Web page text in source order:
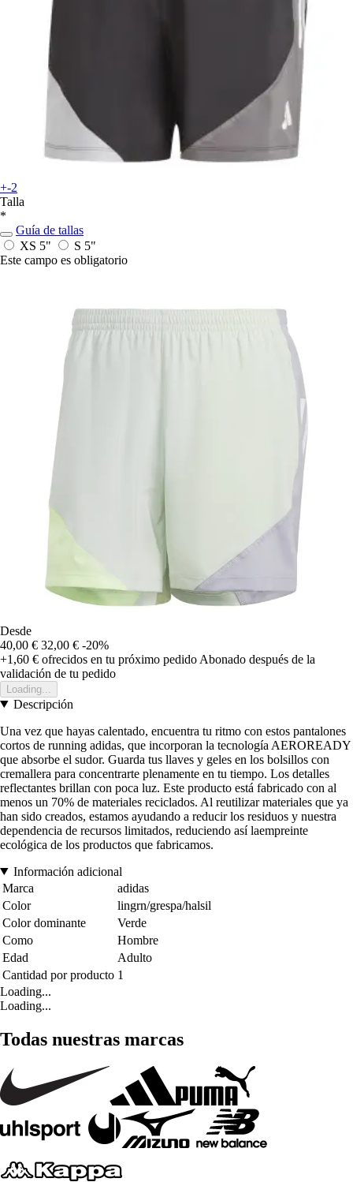
+-2
Talla
*
Guía de tallas
XS 5"
S 5"
Este campo es obligatorio
Desde
40,00 € 32,00 € -20%
+1,60 € ofrecidos en tu próximo pedido Abonado después de la
validación de tu pedido
Loading...
Descripción
Una vez que hayas calentado, encuentra tu ritmo con estos pantalones
cortos de running adidas, que incorporan la tecnología AEROREADY
que absorbe el sudor. Guarda tus llaves y geles en los bolsillos con
cremallera para concentrarte plenamente en tu tiempo. Los detalles
reflectantes brillan con poca luz. Este producto está fabricado con al
menos un 70% de materiales reciclados. Al reutilizar materiales que ya
han sido creados, estamos ayudando a reducir los residuos y nuestra
dependencia de recursos limitados, reduciendo así laempreinte
ecológica de los productos que fabricamos.
Información adicional
Marca
adidas
Color
lingrn/grespa/halsil
Color dominante
Verde
Como
Hombre
Edad
Adulto
Cantidad por producto 1
Loading...
Loading...
Todas nuestras marcas